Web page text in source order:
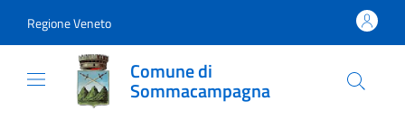
Regione Veneto
Comune di
Sommacampagna